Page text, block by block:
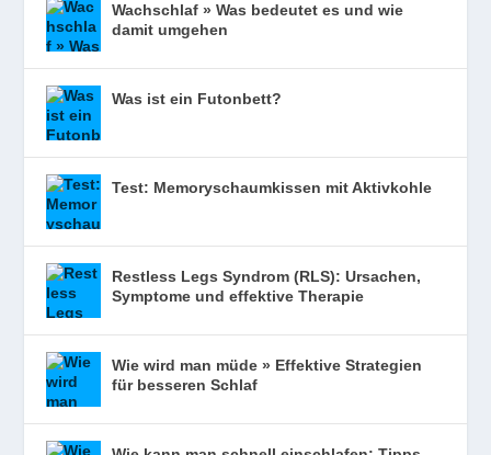
Wachschlaf » Was bedeutet es und wie
damit umgehen
Was ist ein Futonbett?
Test: Memoryschaumkissen mit Aktivkohle
Restless Legs Syndrom (RLS): Ursachen,
Symptome und effektive Therapie
Wie wird man müde » Effektive Strategien
für besseren Schlaf